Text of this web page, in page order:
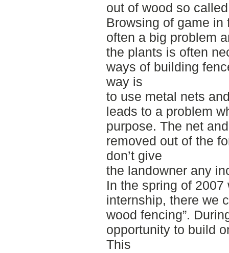
out of wood so
Browsing of game
often a big problem
the plants is often
ways of building
way is
to use metal nets
leads to a problem
purpose. The net
removed out of the
don’t give
the landowner any
In the spring of
internship, there we
wood fencing”.
opportunity to build
This